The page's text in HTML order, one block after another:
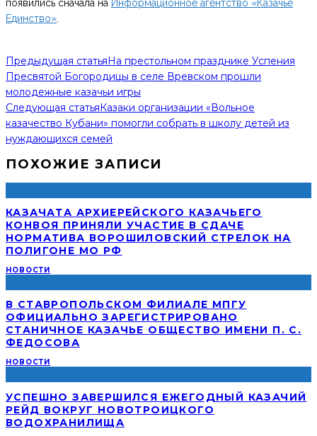
появились сначала на Информационное агентство «Казачье
Единство».
Предыдущая статьяНа престольном празднике Успения
Пресвятой Богородицы в селе Вревском прошли
молодежные казачьи игры
Следующая статьяКазаки организации «Вольное
казачество Кубани» помогли собрать в школу детей из
нуждающихся семей
ПОХОЖИЕ ЗАПИСИ
КАЗАЧАТА АРХИЕРЕЙСКОГО КАЗАЧЬЕГО
КОНВОЯ ПРИНЯЛИ УЧАСТИЕ В СДАЧЕ
НОРМАТИВА ВОРОШИЛОВСКИЙ СТРЕЛОК НА
ПОЛИГОНЕ МО РФ
НОВОСТИ
В СТАВРОПОЛЬСКОМ ФИЛИАЛЕ МПГУ
ОФИЦИАЛЬНО ЗАРЕГИСТРИРОВАНО
СТАНИЧНОЕ КАЗАЧЬЕ ОБЩЕСТВО ИМЕНИ П. С.
ФЕДОСОВА
НОВОСТИ
УСПЕШНО ЗАВЕРШИЛСЯ ЕЖЕГОДНЫЙ КАЗАЧИЙ
РЕЙД ВОКРУГ НОВОТРОИЦКОГО
ВОДОХРАНИЛИЩА